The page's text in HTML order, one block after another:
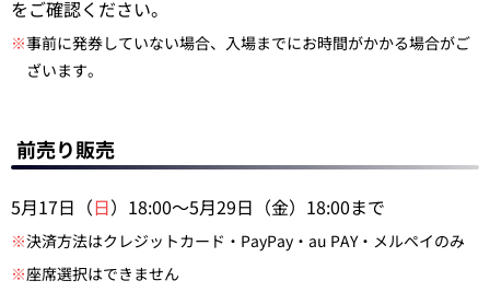
をご確認ください。
※事前に発券していない場合、入場までにお時間がかかる場合がご
ざいます。
前売り販売
5月17日（日）18:00～5月29日（金）18:00まで
※決済方法はクレジットカード・PayPay・au PAY・メルペイのみ
※座席選択はできません